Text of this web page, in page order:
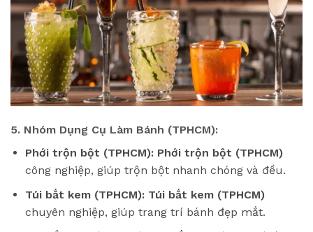
5. Nhóm Dụng Cụ Làm Bánh (TPHCM):
Phới trộn bột (TPHCM): Phới trộn bột (TPHCM)
công nghiệp, giúp trộn bột nhanh chóng và đều.
Túi bắt kem (TPHCM): Túi bắt kem (TPHCM)
chuyên nghiệp, giúp trang trí bánh đẹp mắt.